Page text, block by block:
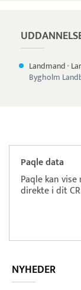
Landmand·
Bygholm
Paqle data
Paqle kan
direkte i dit
NYHEDER